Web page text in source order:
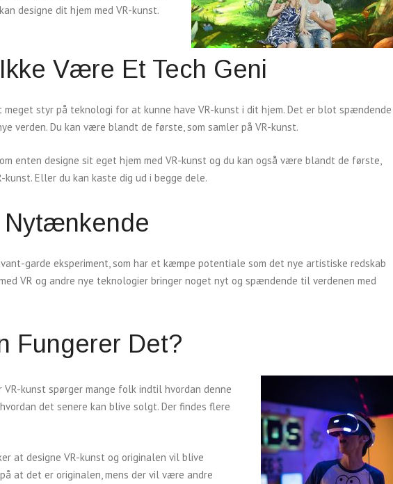
designe dit hjem med VR-kunst.
Være Et Tech Geni
styr på teknologi for at kunne have VR-kunst i dit hjem. Det er blot spændende
verden. Du kan være blandt de første, som samler på VR-kunst.
enten designe sit eget hjem med VR-kunst og du kan også være blandt de første,
Eller du kan kaste dig ud i begge dele.
Nytænkende
garde eksperiment, som har et kæmpe potentiale som det nye artistiske redskab
VR og andre nye teknologier bringer noget nyt og spændende til verdenen med
Fungerer Det?
kunst spørger mange folk indtil hvordan denne
det senere kan blive solgt. Der findes flere
at designe VR-kunst og originalen vil blive
at det er originalen, mens der vil være andre